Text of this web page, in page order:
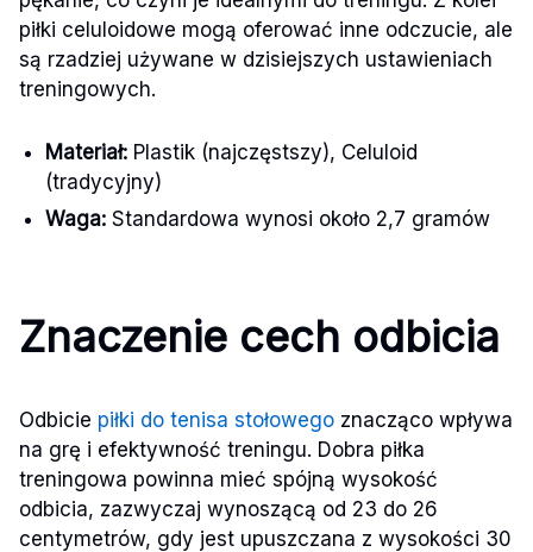
piłki celuloidowe mogą oferować inne odczucie, ale
są rzadziej używane w dzisiejszych ustawieniach
treningowych.
Materiał: Plastik (najczęstszy), Celuloid
(tradycyjny)
Waga: Standardowa wynosi około 2,7 gramów
Znaczenie cech odbicia
Odbicie piłki do tenisa stołowego znacząco wpływa
na grę i efektywność treningu. Dobra piłka
treningowa powinna mieć spójną wysokość
odbicia, zazwyczaj wynoszącą od 23 do 26
centymetrów, gdy jest upuszczana z wysokości 30